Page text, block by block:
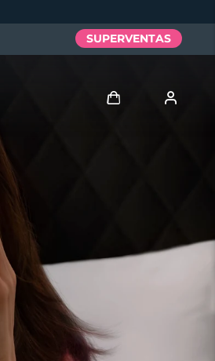
SUPERVENTAS
Mis pedidos
Mis suscripciones